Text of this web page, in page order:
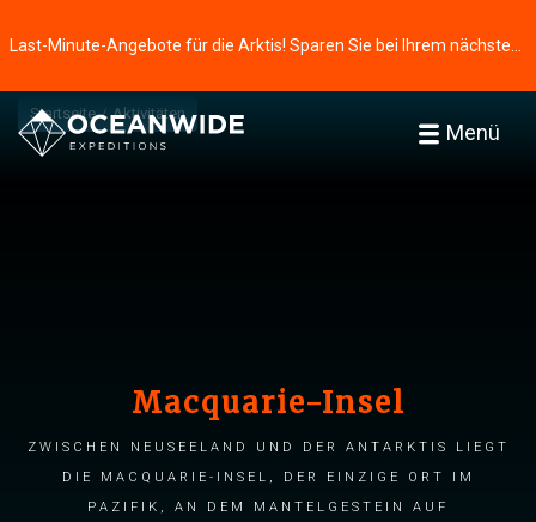
Menü
Startseite Aktivitäten
Macquarie-Insel
Zwischen Neuseeland und der Antarktis liegt
die Macquarie-Insel, der einzige Ort im
Pazifik, an dem Mantelgestein auf